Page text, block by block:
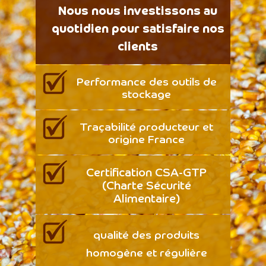
Nous nous investissons au
quotidien pour satisfaire nos
clients
Performance des outils de
stockage
Traçabilité producteur et
origine France
Certification CSA-GTP
(Charte Sécurité
Alimentaire)
qualité des produits
homogène et régulière